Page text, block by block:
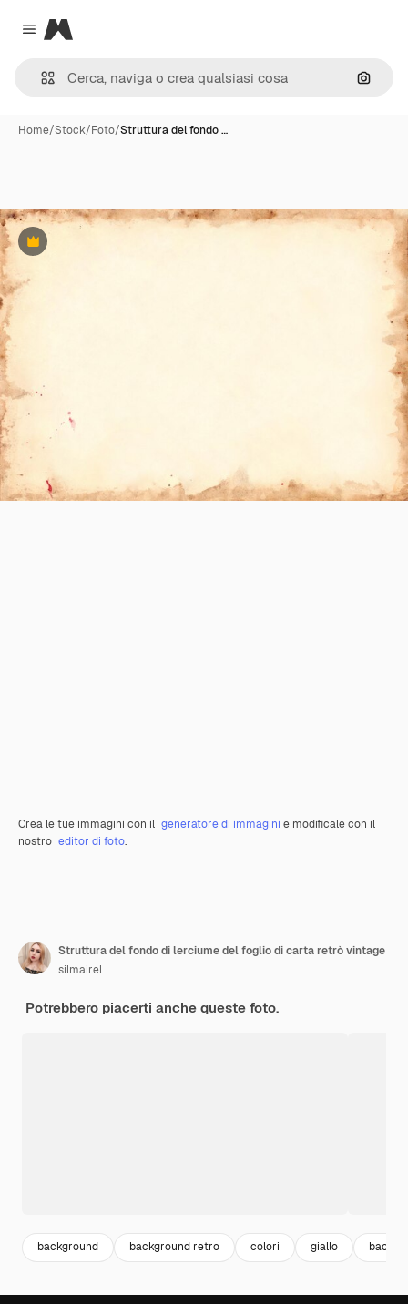
Close menu
Magnific
Cerca
Home/Stock/Foto/Struttura del fondo …
Premium
Crea le tue immagini con il generatore di immagini e modificale con il
nostro editor di foto.
Struttura del fondo di lerciume del foglio di carta retrò vintage
silmairel
Potrebbero piacerti anche queste foto.
background background retro colori giallo